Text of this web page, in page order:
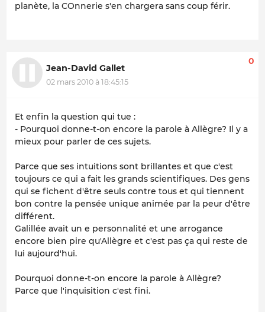
planète, la COnnerie s'en chargera sans coup férir.
Jean-David Gallet
02 mars 2010 à 18:45:15
0
Et enfin la question qui tue :
- Pourquoi donne-t-on encore la parole à Allègre? Il y a
mieux pour parler de ces sujets.
Parce que ses intuitions sont brillantes et que c'est
toujours ce qui a fait les grands scientifiques. Des gens
qui se fichent d'être seuls contre tous et qui tiennent
bon contre la pensée unique animée par la peur d'être
différent.
Galillée avait un e personnalité et une arrogance
encore bien pire qu'Allègre et c'est pas ça qui reste de
lui aujourd'hui.
Pourquoi donne-t-on encore la parole à Allègre?
Parce que l'inquisition c'est fini.